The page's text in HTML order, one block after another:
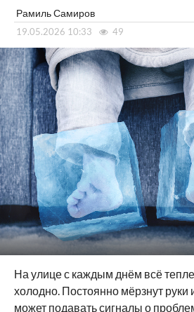
Рамиль Самиров
19.05.2026 10:33 49
На улице с каждым днём всё
холодно. Постоянно мёрзнут руки
может подавать сигналы о